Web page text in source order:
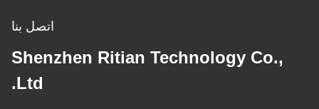
اتصل بنا
Shenzhen Ritian Technology Co.,
Ltd.